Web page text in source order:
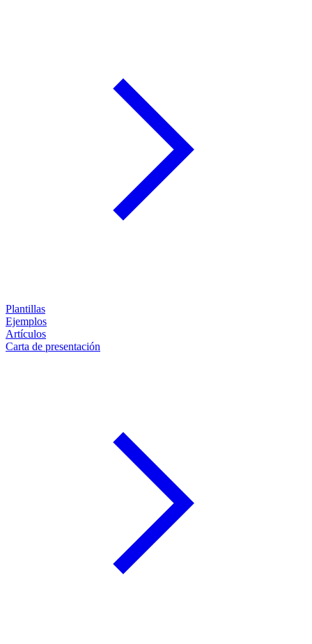
Plantillas
Ejemplos
Artículos
Carta de presentación